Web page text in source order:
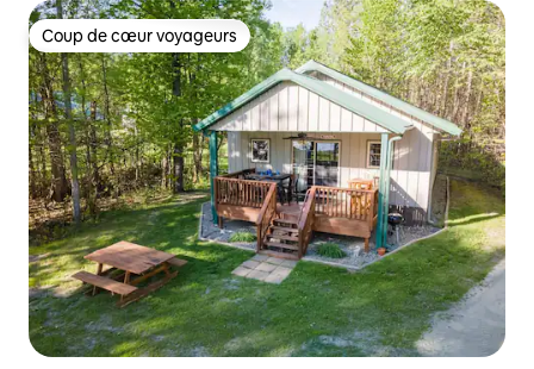
Coup de cœur voyageurs
Coup de cœur voyageurs